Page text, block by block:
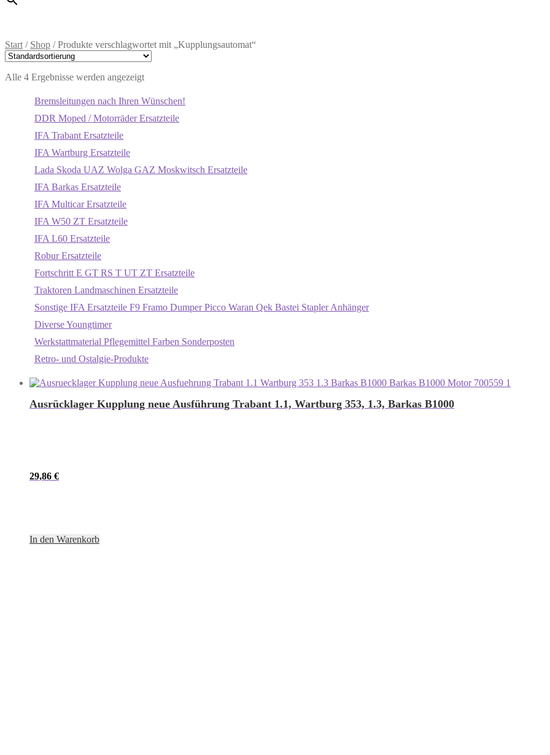
Start / Shop /Produkte verschlagwortet mit „Kupplungsautomat“
Alle 4 Ergebnisse werden angezeigt
Bremsleitungen nach Ihren Wünschen!
DDR Moped / Motorräder Ersatzteile
IFA Trabant Ersatzteile
IFA Wartburg Ersatzteile
Lada Skoda UAZ Wolga GAZ Moskwitsch Ersatzteile
IFA Barkas Ersatzteile
IFA Multicar Ersatzteile
IFA W50 ZT Ersatzteile
IFA L60 Ersatzteile
Robur Ersatzteile
Fortschritt E GT RS T UT ZT Ersatzteile
Traktoren Landmaschinen Ersatzteile
Sonstige IFA Ersatzteile F9 Framo Dumper Picco Waran Qek Bastei Stapler Anhänger
Diverse Youngtimer
Werkstattmaterial Pflegemittel Farben Sonderposten
Retro- und Ostalgie-Produkte
Ausrücklager Kupplung neue Ausführung Trabant 1.1, Wartburg 353, 1.3, Barkas B1000
29,86 €
In den Warenkorb